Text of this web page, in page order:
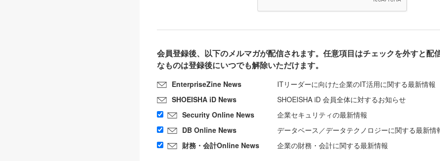
会員登録後、以下のメルマガが配信されます。任意項目はチェックを外すと配
なものは登録後にいつでも解除いただけます。
EnterpriseZine News
ITリーダーに向けた企業のIT活用に関する最新情報
SHOEISHA iD News
SHOEISHA iD 会員全体に対するお知らせ
Security Online News
企業セキュリティの最新情報
DB Online News
データベース／データテクノロジーに関する最新情
財務・会計Online News
企業の財務・会計に関する最新情報